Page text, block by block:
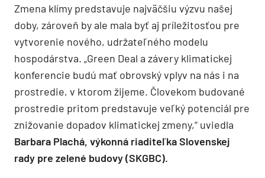
Zmena klímy predstavuje najväčšiu výzvu našej
doby, zároveň by ale mala byť aj príležitosťou pre
vytvorenie nového, udržateľného modelu
hospodárstva. „Green Deal a závery klimatickej
konferencie budú mať obrovský vplyv na nás i na
prostredie, v ktorom žijeme. Človekom budované
prostredie pritom predstavuje veľký potenciál pre
znižovanie dopadov klimatickej zmeny,“ uviedla
Barbara Plachá, výkonná riaditeľka Slovenskej
rady pre zelené budovy(SKGBC).